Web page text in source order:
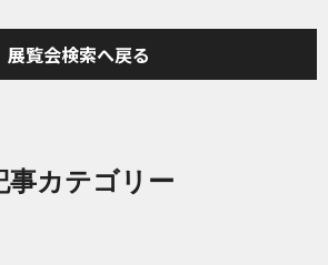
展覧会検索へ戻る
事カテゴリー